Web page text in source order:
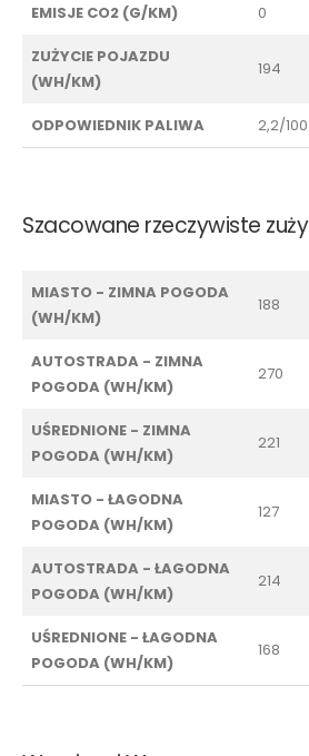
EMISJE CO2 (G/KM) 0
ZUŻYCIE POJAZDU
(WH/KM)
194
ODPOWIEDNIK PALIWA 2,2/100
Szacowane rzeczywiste
MIASTO - ZIMNA POGODA
(WH/KM)
188
AUTOSTRADA - ZIMNA
POGODA (WH/KM)
270
UŚREDNIONE - ZIMNA
POGODA (WH/KM)
221
MIASTO - ŁAGODNA
POGODA (WH/KM)
127
AUTOSTRADA - ŁAGODNA
POGODA (WH/KM)
214
UŚREDNIONE - ŁAGODNA
POGODA (WH/KM)
168